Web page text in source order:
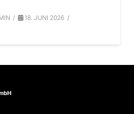
18. JUNI 2026